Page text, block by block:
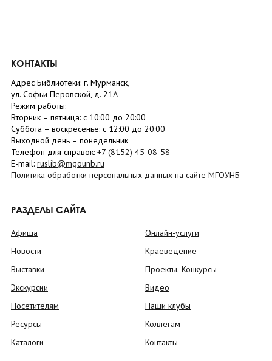
КОНТАКТЫ
Адрес Библиотеки: г. Мурманск,
ул. Софьи Перовской, д. 21А
Режим работы:
Вторник – пятница: с 10:00 до 20:00
Суббота – воскресенье: c 12:00 до 20:00
Выходной день – понедельник
Телефон для справок: +7 (8152) 45-08-58
E-mail: ruslib@mgounb.ru
Политика обработки персональных данных на сайте МГОУНБ
РАЗДЕЛЫ САЙТА
Афиша
Новости
Выставки
Экскурсии
Посетителям
Ресурсы
Каталоги
Онлайн-услуги
Краеведение
Проекты. Конкурсы
Видео
Наши клубы
Коллегам
Контакты